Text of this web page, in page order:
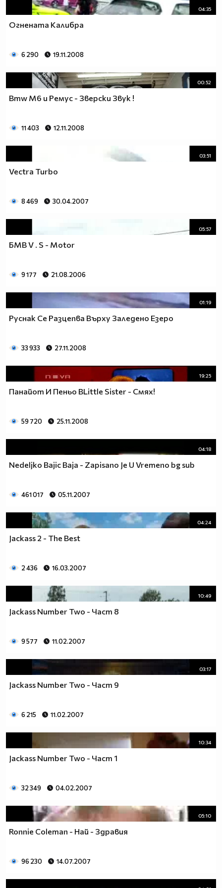
04:35
Огнената Калибра
6 290 19.11.2008
00:52
Bmw M6 и Ремус - Зверски Звук !
11 403 12.11.2008
03:51
Vectra Turbo
8 469 30.04.2007
05:57
БМВ V . S - Motor
9 177 21.08.2006
01:19
Руснак Се Разцепва Върху Заледено Езеро
33 933 27.11.2008
19:25
Панайот И Пеньо ВLittle Sister - Смях!
59 720 25.11.2008
04:18
Nedeljko Bajic Baja - Zapisano Je U Vremeno bg sub
461 017 05.11.2007
04:24
Jackass 2 - The Best
2 436 16.03.2007
10:49
Jackass Number Two - Част 8
9 577 11.02.2007
03:17
Jackass Number Two - Част 9
6 215 11.02.2007
10:34
Jackass Number Two - Част 1
32 349 04.02.2007
05:10
Ronnie Coleman - Най - Здравия
96 230 14.07.2007